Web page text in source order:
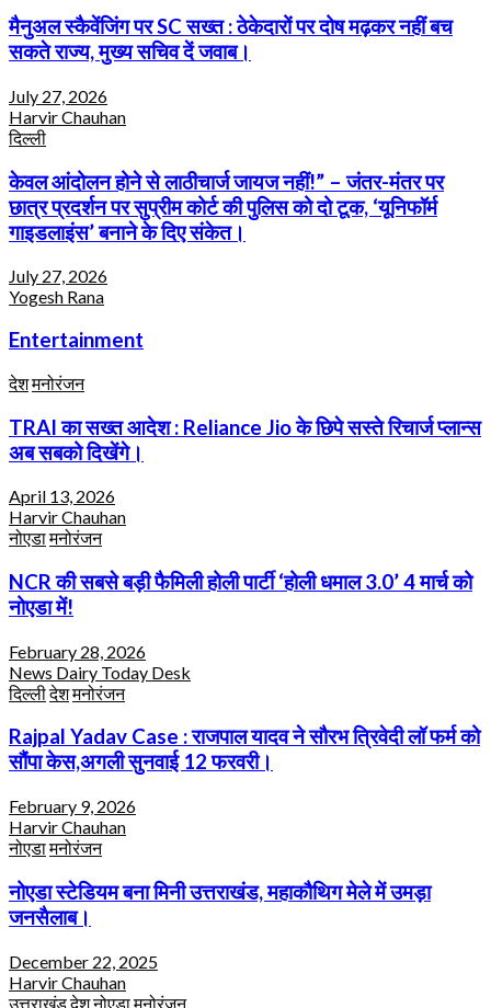
मैनुअल स्कैवेंजिंग पर SC सख्त : ठेकेदारों पर दोष मढ़कर नहीं बच
सकते राज्य, मुख्य सचिव दें जवाब।
July 27, 2026
Harvir Chauhan
दिल्ली
केवल आंदोलन होने से लाठीचार्ज जायज नहीं!” – जंतर-मंतर पर
छात्र प्रदर्शन पर सुप्रीम कोर्ट की पुलिस को दो टूक, ‘यूनिफॉर्म
गाइडलाइंस’ बनाने के दिए संकेत।
July 27, 2026
Yogesh Rana
Entertainment
देशमनोरंजन
TRAI का सख्त आदेश : Reliance Jio के छिपे सस्ते रिचार्ज प्लान्स
अब सबको दिखेंगे।
April 13, 2026
Harvir Chauhan
नोएडामनोरंजन
NCR की सबसे बड़ी फैमिली होली पार्टी ‘होली धमाल 3.0’ 4 मार्च को
नोएडा में!
February 28, 2026
News Dairy Today Desk
दिल्लीदेशमनोरंजन
Rajpal Yadav Case : राजपाल यादव ने सौरभ त्रिवेदी लॉ फर्म को
सौंपा केस,अगली सुनवाई 12 फरवरी।
February 9, 2026
Harvir Chauhan
नोएडामनोरंजन
नोएडा स्टेडियम बना मिनी उत्तराखंड, महाकौथिग मेले में उमड़ा
जनसैलाब।
December 22, 2025
Harvir Chauhan
उत्तराखंडदेशनोएडामनोरंजन